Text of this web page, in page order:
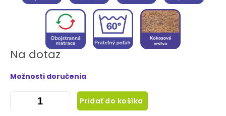
Na dotaz
Možnosti doručenia
Pridať do košíka